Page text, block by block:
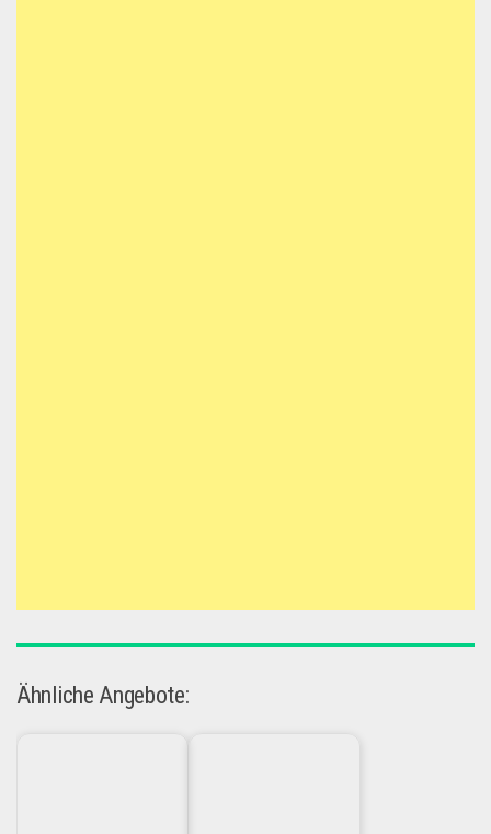
Ähnliche Angebote: